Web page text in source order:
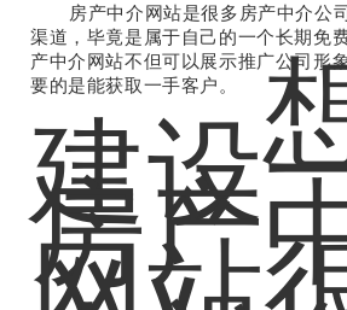
房产中介网站是很多房产中介公
渠道，毕竟是属于自己的一个长期免
产中介网站不但可以展示推广公司形
要的是能获取一手客户。
想
建设
房产